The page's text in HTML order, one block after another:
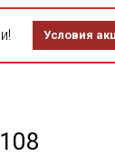
Условия